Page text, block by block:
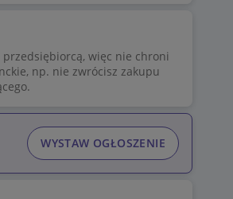
więc nie chroni
np. nie zwrócisz zakupu
WYSTAW OGŁOSZENIE